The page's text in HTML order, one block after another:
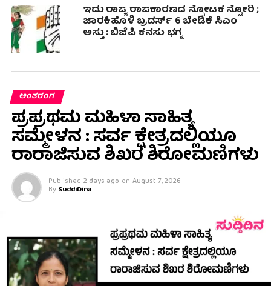
ಇದು ರಾಜ್ಯ ರಾಜಕಾರಣದ ಸ್ಫೋಟಕ ಸ್ಟೋರಿ ;
ಜಾರಕಿಹೊಳಿ ಬ್ರದರ್ಸ್​ 6 ಬೇಡಿಕೆ ಸಿಎಂ
ಅಸ್ತು : ಬಿಜೆಪಿ ಕನಸು ಭಗ್ನ
ಅಂತರಂಗ
ಪ್ರಪ್ರಥಮ ಮಹಿಳಾ ಸಾಹಿತ್ಯ
ಸಮ್ಮೇಳನ : ಸರ್ವ ಕ್ಷೇತ್ರದಲ್ಲಿಯೂ
ರಾರಾಜಿಸುವ ಶಿಖರ ಶಿರೋಮಣಿಗಳು
Published 2 days ago on August 7, 2026
By SuddiDina